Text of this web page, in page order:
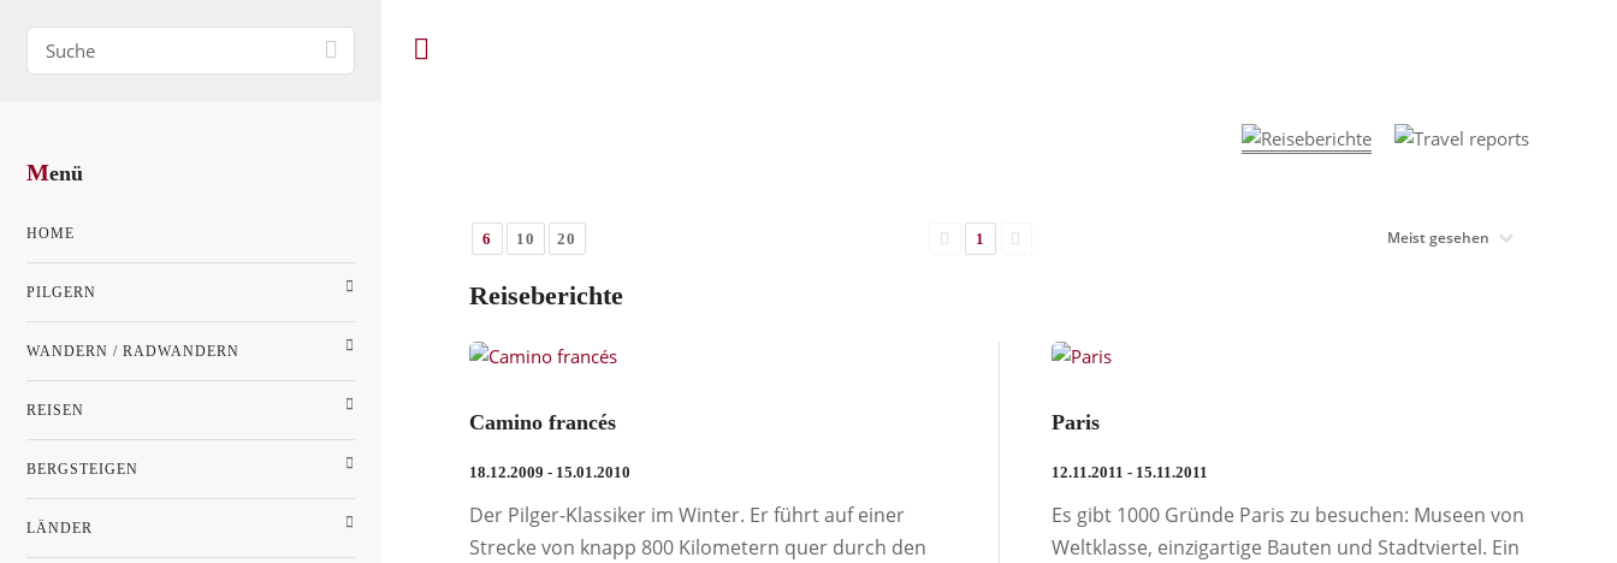
6 10 20 1
Reiseberichte
Camino francés
18.12.2009 - 15.01.2010
Der Pilger-Klassiker im Winter. Er führt auf einer
Strecke von knapp 800 Kilometern quer durch den
Paris
12.11.2011 - 15.11.2011
Es gibt 1000 Gründe Paris zu besuchen: Museen von
Weltklasse, einzigartige Bauten und Stadtviertel. Ein
Menü
HOME
PILGERN
WANDERN / RADWANDERN
REISEN
BERGSTEIGEN
LÄNDER